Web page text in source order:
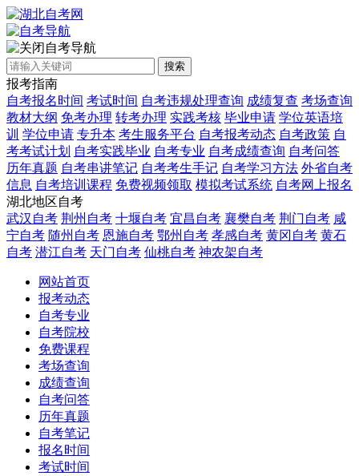
自考导航
搜索
报考指南
自考报名时间 考试时间 自考违规处理查询 成绩复查 考场查询
教材大纲 免考办理 转考办理 实践考核 毕业申请 学位英语培
训 学位申请 专升本 考生服务平台 自考报考动态 自考政策 自
考考试计划 自考实践毕业 自考专业 自考成绩查询 自考问答
历年真题 自考串讲笔记 自考考生手记 自考学习方法 外省自考
信息 自考培训课程 免费视频领取 模拟考试系统 自考网上报名
湖北地区自考
武汉自考 荆州自考 十堰自考 宜昌自考 襄樊自考 荆门自考 咸
宁自考 随州自考 恩施自考 鄂州自考 孝感自考 黄冈自考 黄石
自考 潜江自考 天门自考 仙桃自考 神农架自考
网站首页
报考动态
自考专业
自考院校
免费课程
考场查询
成绩查询
自考问答
历年真题
自考笔记
报名时间
考试时间